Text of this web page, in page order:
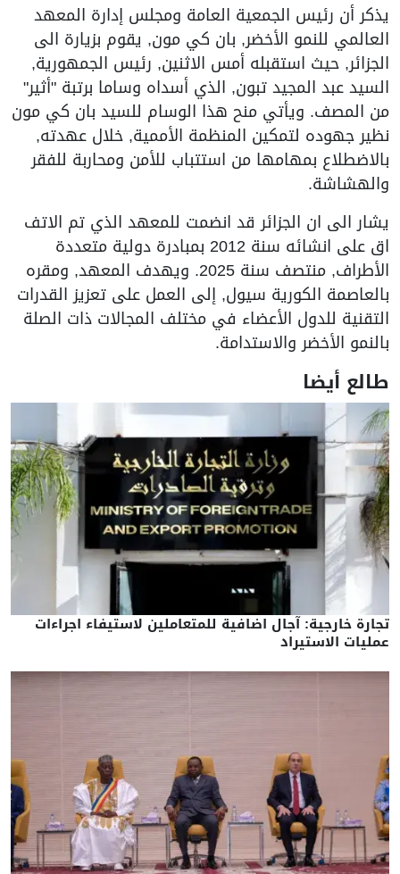
يذكر أن رئيس الجمعية العامة ومجلس إدارة المعهد
العالمي للنمو الأخضر, بان كي مون, يقوم بزيارة الى
الجزائر, حيث استقبله أمس الاثنين, رئيس الجمهورية,
السيد عبد المجيد تبون, الذي أسداه وساما برتبة "أثير"
من المصف. ويأتي منح هذا الوسام للسيد بان كي مون
نظير جهوده لتمكين المنظمة الأممية, خلال عهدته,
بالاضطلاع بمهامها من استتباب للأمن ومحاربة للفقر
والهشاشة.
يشار الى ان الجزائر قد انضمت للمعهد الذي تم الاتف
اق على انشائه سنة 2012 بمبادرة دولية متعددة
الأطراف, منتصف سنة 2025. ويهدف المعهد, ومقره
بالعاصمة الكورية سيول, إلى العمل على تعزيز القدرات
التقنية للدول الأعضاء في مختلف المجالات ذات الصلة
بالنمو الأخضر والاستدامة.
طالع أيضا
تجارة خارجية: آجال اضافية للمتعاملين لاستيفاء اجراءات
عمليات الاستيراد